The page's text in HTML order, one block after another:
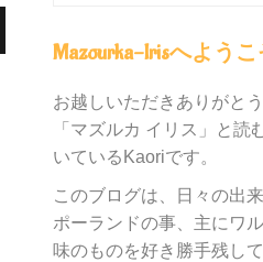
内
の
テ
ゴ
リ
別
検
索
Mazourka-Irisへようこ
お越しいただきありがと
「マズルカ イリス」と読
いているKaoriです。
このブログは、日々の出
ポーランドの事、主にワ
味のものを好き勝手残して